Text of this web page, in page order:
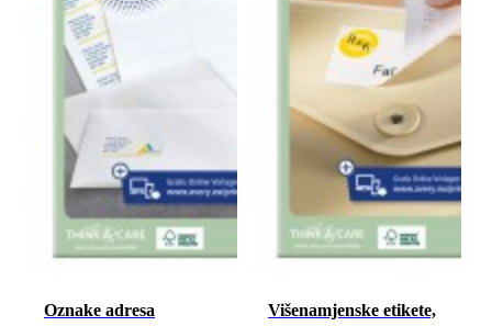
Oznake adresa
Višenamjenske etikete,